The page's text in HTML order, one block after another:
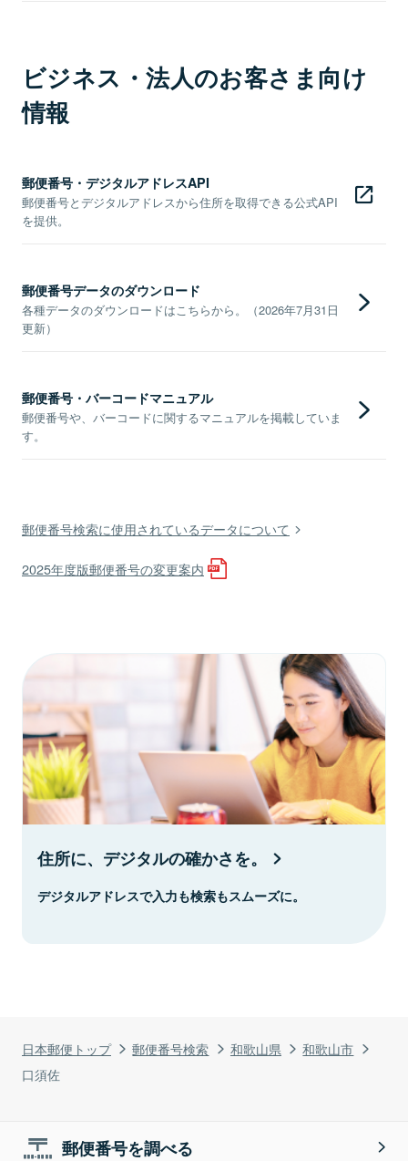
日本郵便トップ 郵便番号検索 和歌山県
和歌山市
口須佐
ビジネス・法人のお客さま向け
情報
郵便番号・デジタルアドレスAPI
郵便番号とデジタルアドレスから住所を取得できる公式API
を提供。
郵便番号データのダウンロード
各種データのダウンロードはこちらから。（2026年7月31日
更新）
郵便番号・バーコードマニュアル
郵便番号や、バーコードに関するマニュアルを掲載していま
す。
郵便番号検索に使用されているデータについて
2025年度版郵便番号の変更案内
住所に、デジタルの確かさを。
デジタルアドレスで入力も検索もスムーズに。
郵便番号を調べる